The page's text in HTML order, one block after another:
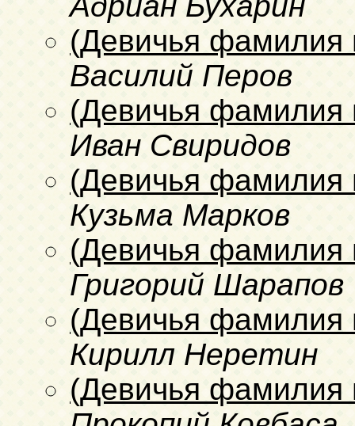
(Девичья фамилия
Василий Перов
(Девичья фамилия
Иван Свиридов
(Девичья фамилия
Кузьма Марков
(Девичья фамилия
Григорий Шарапов
(Девичья фамилия
Кирилл Неретин
(Девичья фамилия